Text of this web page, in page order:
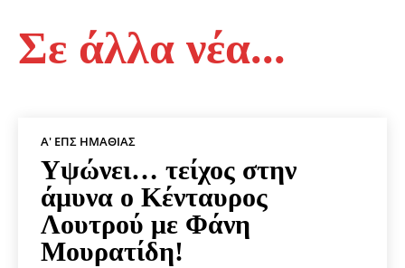
Σε άλλα νέα...
Α' ΕΠΣ ΗΜΑΘΊΑΣ
Υψώνει… τείχος στην
άμυνα ο Κένταυρος
Λουτρού με Φάνη
Μουρατίδη!